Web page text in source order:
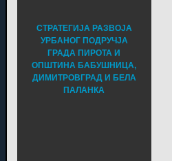
СТРАТЕГИЈА РАЗВОЈА
УРБАНОГ ПОДРУЧЈА
ГРАДА ПИРОТА И
ОПШТИНА БАБУШНИЦА,
ДИМИТРОВГРАД И БЕЛА
ПАЛАНКА